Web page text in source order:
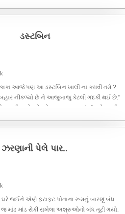
લી
ડસ્ટબિન
આજે પણ આ ડસ્ટબિન ખાલી ના કરાવી તમે ?
નીકળ્યો છે ને આજુબાજુ કેટલી ગંદકી થઈ છે."
વોચમેનને ખખડાવતા કહ્યું..."કાલે કરાવી
ઝરણાની પેલે પાર..
જઈને એણે ફટાફટ પોતાના રૂમનું બારણું બંધ
માંડ માંડ રોકી રાખેલા અશ્રુઓનો બંધ તૂટી ગયો.